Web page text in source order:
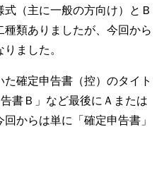
（主に一般の方向け）とＢ
類ありましたが、今回から
ました。
確定申告書（控）のタイト
書Ｂ」など最後にＡまたは
からは単に「確定申告書」